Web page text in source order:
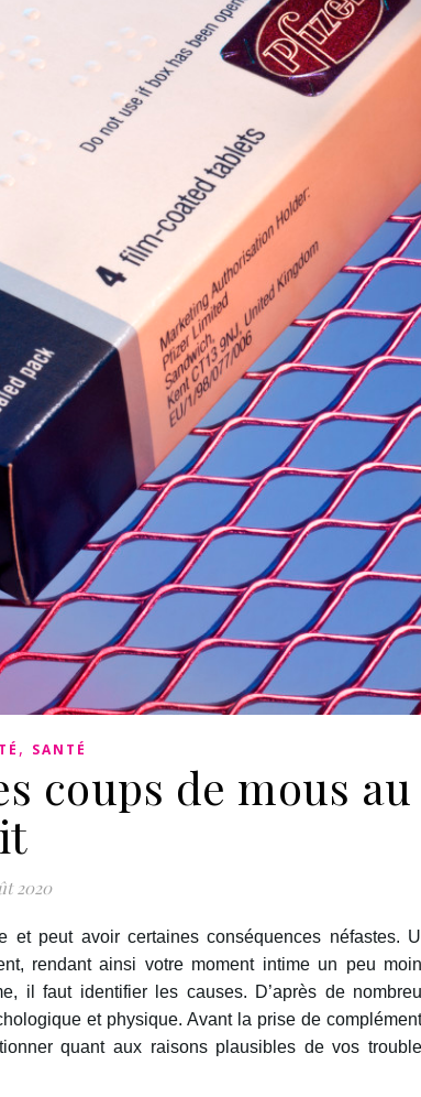
, SANTÉ
coups de mous au
2020
peut avoir certaines conséquences néfastes.
rendant ainsi votre moment intime un peu
il faut identifier les causes. D’après de
et physique. Avant la prise de
quant aux raisons plausibles de vos